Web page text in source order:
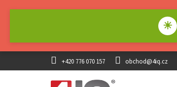
☀
+420 776 070 157 obchod@4iq.cz